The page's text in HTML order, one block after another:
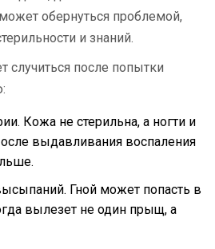
обернуться проблемой,
и знаний.
случиться после попытки
Кожа не стерильна, а ногти и
выдавливания воспаления
Гной может попасть в
вылезет не один прыщ, а